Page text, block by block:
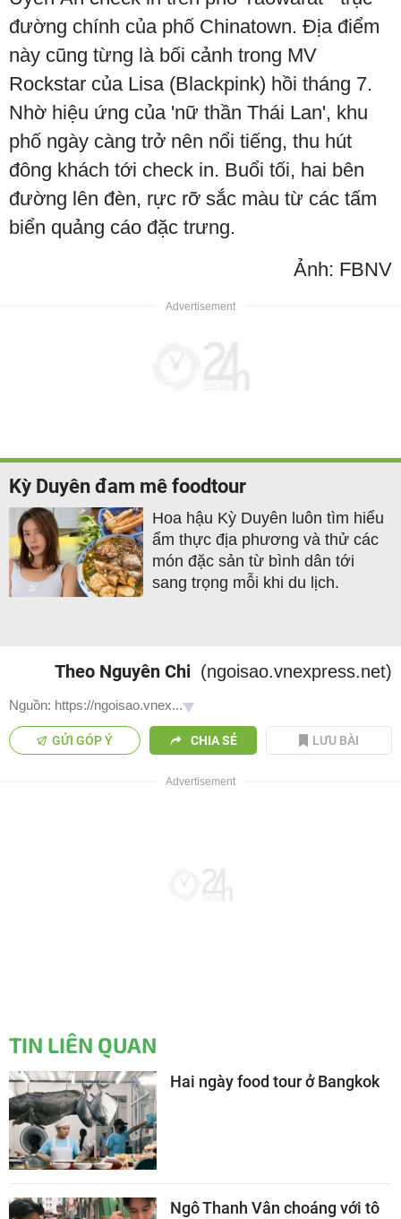
đường chính của phố Chinatown. Địa điểm
này cũng từng là bối cảnh trong MV
Rockstar của Lisa (Blackpink) hồi tháng 7.
Nhờ hiệu ứng của 'nữ thần Thái Lan', khu
phố ngày càng trở nên nổi tiếng, thu hút
đông khách tới check in. Buổi tối, hai bên
đường lên đèn, rực rỡ sắc màu từ các tấm
biển quảng cáo đặc trưng.
Ảnh: FBNV
Kỳ Duyên đam mê foodtour
Hoa hậu Kỳ Duyên luôn tìm hiểu
ẩm thực địa phương và thử các
món đặc sản từ bình dân tới
sang trọng mỗi khi du lịch.
Theo Nguyên Chi (ngoisao.vnexpress.net)
Nguồn: https://ngoisao.vnex...
GỬI GÓP Ý CHIA SẺ LƯU BÀI
TIN LIÊN QUAN
Hai ngày food tour ở Bangkok
Ngô Thanh Vân choáng với tô